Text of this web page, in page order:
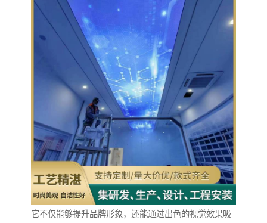
它不仅能够提升品牌形象，还能通过出色的视觉效果吸